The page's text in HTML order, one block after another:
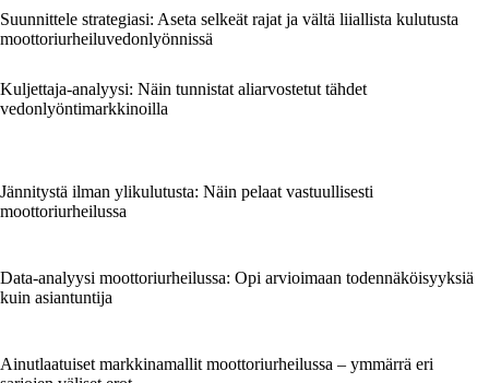
Suunnittele strategiasi: Aseta selkeät rajat ja vältä liiallista kulutusta
moottoriurheiluvedonlyönnissä
Kuljettaja-analyysi: Näin tunnistat aliarvostetut tähdet
vedonlyöntimarkkinoilla
Jännitystä ilman ylikulutusta: Näin pelaat vastuullisesti
moottoriurheilussa
Data-analyysi moottoriurheilussa: Opi arvioimaan todennäköisyyksiä
kuin asiantuntija
Ainutlaatuiset markkinamallit moottoriurheilussa – ymmärrä eri